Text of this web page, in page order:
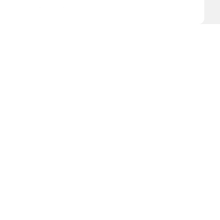
y descubre todo lo que tenemos para ofrecerte!